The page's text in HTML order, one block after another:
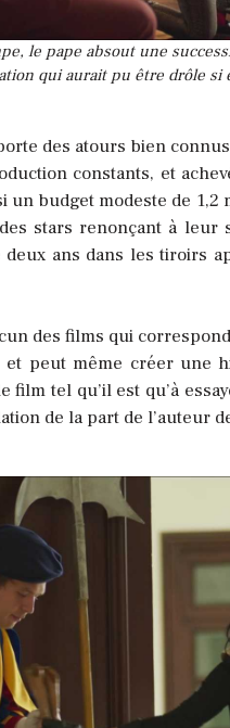
le pape absout une
qui aurait pu être drôle
des atours bien
constants, et
un budget modeste de 1,2
stars renonçant à leur
ans dans les tiroirs
des films qui
et peut même créer
tel qu’il est qu’à
de la part de l’auteur